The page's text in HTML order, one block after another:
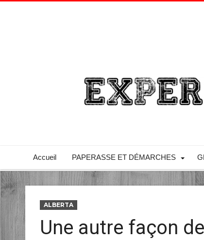
Accueil PAPERASSE ET DÉMARCHES
ALBERTA
Une autre façon